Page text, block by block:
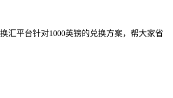
汇平台针对1000英镑的兑换方案，帮大家省